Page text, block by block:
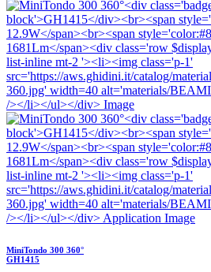
MiniTondo 300 360°
GH1415